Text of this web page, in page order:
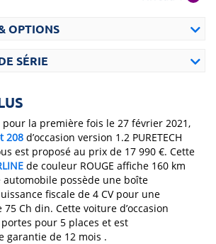
OPTIONS
SÉRIE
la première fois le 27 février 2021,
208 d’occasion version 1.2 PURETECH
est proposé au prix de 17 990 €. Cette
de couleur ROUGE affiche 160 km
possède une boîte
fiscale de 4 CV pour une
Ch din. Cette voiture d’occasion
pour 5 places et est
garantie de 12 mois .